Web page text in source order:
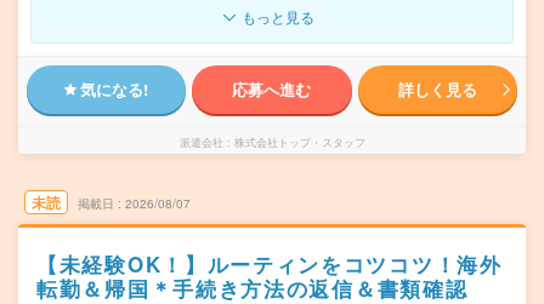
もっと見る
気になる! 応募へ進む 詳しく見る
派遣会社 株式会社トップ・スタッフ
未読 掲載日 2026/08/07
【未経験OK！】ルーティンをコツコツ！海外
転勤＆帰国＊手続き方法の返信＆書類確認